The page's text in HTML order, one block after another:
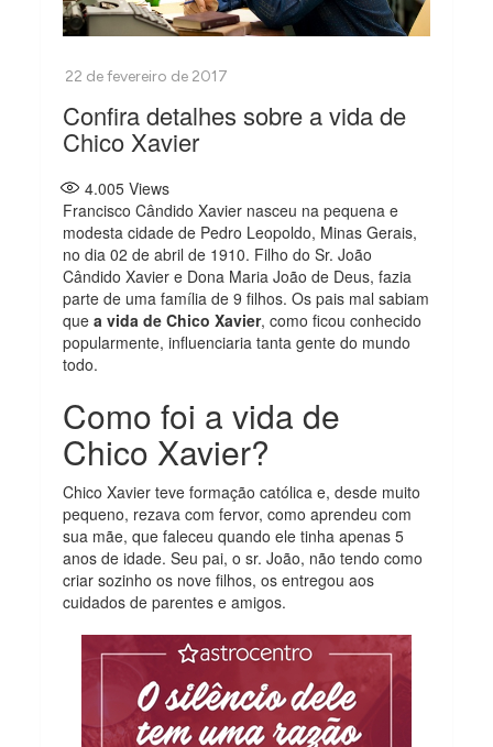
Confira detalhes sobre a vida de
Chico Xavier
4.005 Views
Francisco Cândido Xavier nasceu na pequena e
modesta cidade de Pedro Leopoldo, Minas Gerais,
no dia 02 de abril de 1910. Filho do Sr. João
Cândido Xavier e Dona Maria João de Deus, fazia
parte de uma família de 9 filhos. Os pais mal sabiam
quea vida de Chico Xavier, como ficou conhecido
popularmente, influenciaria tanta gente do mundo
todo.
Como foi a vida de
Chico Xavier?
Chico Xavier teve formação católica e, desde muito
pequeno, rezava com fervor, como aprendeu com
sua mãe, que faleceu quando ele tinha apenas 5
anos de idade. Seu pai, o sr. João, não tendo como
criar sozinho os nove filhos, os entregou aos
cuidados de parentes e amigos.